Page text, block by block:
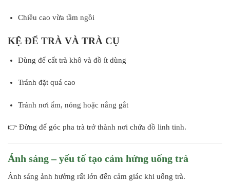
Chiều cao vừa tầm ngồi
KỆ ĐỂ TRÀ VÀ TRÀ CỤ
Dùng để cất trà khô và đồ ít dùng
Tránh đặt quá cao
Tránh nơi ẩm, nóng hoặc nắng gắt
👉 Đừng để góc pha trà trở thành nơi chứa đồ linh tinh.
Ánh sáng – yếu tố tạo cảm hứng uống trà
Ánh sáng ảnh hưởng rất lớn đến cảm giác khi uống trà.